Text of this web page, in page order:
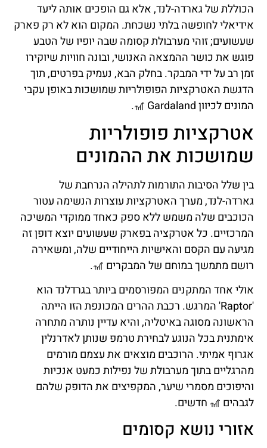
הכוללת של גארדה-לנד, אלא גם הופכים אותה ליעד
אידיאלי לחופשה בלתי נשכחת. המקום הוא לא רק פארק
שעשועים; זוהי מערבולת קסומה שבה יופיו של הטבע
פוגש את כושר ההמצאה האנושי, ובונה חוויות שיוקירו
זמן רב על ידי המבקר. בחלק הבא, נעמיק בפרטים, תוך
הדגשת האטרקציות הפופולריות שמושכות באופן עקבי
המונים לכיוון Gardaland 🎢.
אטרקציות פופולריות
שמושכות את ההמונים
בין שלל הסיבות התורמות לתהילה הנרחבת של
גארדה-לנד, מערך האטרקציות עוצרות הנשימה עטור
הכוכבים שלה משמש ללא ספק כאחד ממוקדי המשיכה
המרכזיים. כל אטרקציה בפארק שעשועים יוצא דופן זה
מגיעה עם הקסם והאישיות הייחודיים שלה, ומשאירה
רושם מתמשך במוחם של המבקרים 🎢.
אולי אחד המתקנים המפורסמים ביותר בגרדלנד הוא
'Raptor' המרגש. רכבת ההרים המכונפת הזו הייתה
הראשונה מסוגה באיטליה, והיא עדיין נותרה מתחרה
אימתנית בכל הנוגע לבחירת טרמפ שנותן לאדרנלין
אגרוף אמיתי. הרוכבים מוצאים את עצמם מורמים
מהרגליים בתוך מערבולת של נפילות כמעט אנכיות
והיפוכים מסמרי שיער, המקפיצים את הדופק שלהם
לגבהים 🎢 חדשים.
אזורי נושא קסומים